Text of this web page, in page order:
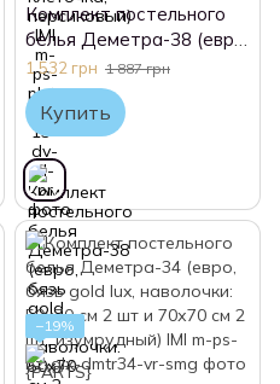
Комплект постельного
белья Деметра-38 (евро,
бязь gold lux, наволочки:
50х70 см 2 шт и 70х70 см
2 шт, бежевый) IMI
1 532 грн 1 887 грн
Купить
−19%